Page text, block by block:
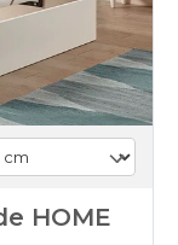
HOME